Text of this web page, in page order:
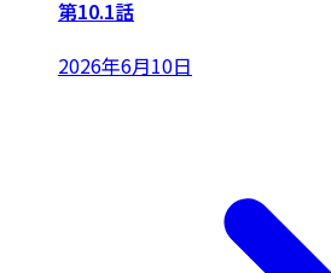
第10.1話
2026年6月10日